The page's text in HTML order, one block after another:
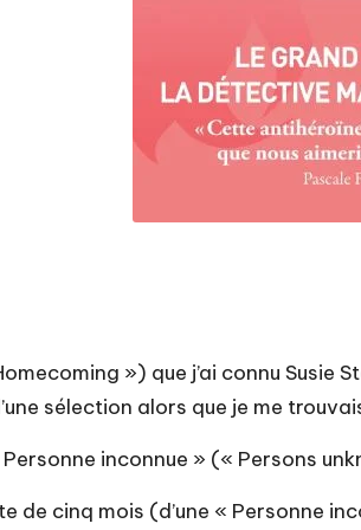
») que j’ai connu
sélection alors que je me
inconnue » (« Persons
de cinq mois (d’une « Personne